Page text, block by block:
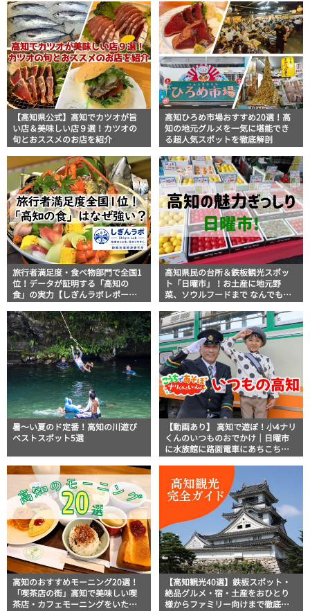
【高知県公式】高知でカツオが旨
い店＆美味しい店９選！カツオの
旬とおススメのお店を紹介
高知ひろめ市場おすすめ20選！高
知の地元グルメを一気に堪能でき
る超人気スポットを徹底解剖
旅行者満足度・食べ物部門で全国1
位！データが証明する「高知の
食」の実力【しぎんラボレポー
高知県民の台所＆鉄板観光スポッ
ト「日曜市」！お土産に地元野
菜、ソウルフードまで なんでもそ
説！
暑～い夏のド定番！高知の川遊び
ベストスポット5選
【動画あり】 高知で遊ぼ！小4ナリ
くんのいつものおでかけ｜日曜市
に水族館に路面電車にあちこち巡
高知のおすすめモーニング20選！
「喫茶店の街」高知で美味しい喫
茶店・カフェモーニングをいただ
【高知観光40選】鉄板スポット・
絶品グルメ・宿・土産をおひとり
様からファミリー向けまで徹底解